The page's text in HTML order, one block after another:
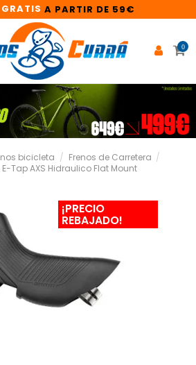
A PARTIR DE 59€
0
bicicleta
Frenos de Carretera
Tap AXS Hidraulico Flat Mount
¡PRECIO
REBAJADO!